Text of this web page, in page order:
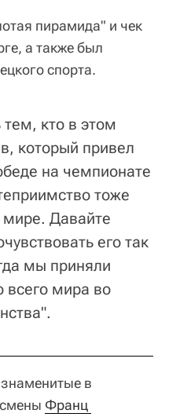
пирамида" и чек
а также был
спорта.
кто в этом
который привел
на чемпионате
тоже
Давайте
его так
мы приняли
всего мира во
в
Франц